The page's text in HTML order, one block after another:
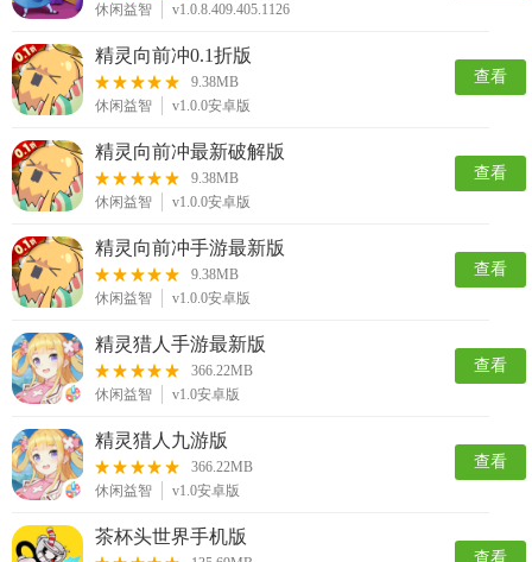
休闲益智
v1.0.8.409.405.1126
精灵向前冲0.1折版
9.38MB
休闲益智
v1.0.0安卓版
查看
精灵向前冲最新破解版
9.38MB
休闲益智
v1.0.0安卓版
查看
精灵向前冲手游最新版
9.38MB
休闲益智
v1.0.0安卓版
查看
精灵猎人手游最新版
366.22MB
休闲益智
v1.0安卓版
查看
精灵猎人九游版
366.22MB
休闲益智
v1.0安卓版
查看
茶杯头世界手机版
查看